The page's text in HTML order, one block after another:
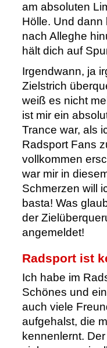
am absoluten
Hölle. Und dann
nach Alleghe
hält dich auf
Irgendwann, ja
Zielstrich
weiß es nicht
ist mir ein
Trance war, als
Radsport Fans
vollkommen
war mir in
Schmerzen will
basta! Was
der
angemeldet!
Radsport ist
Ich habe im
Schönes und
auch viele
aufgehalst, die
kennenlernt.